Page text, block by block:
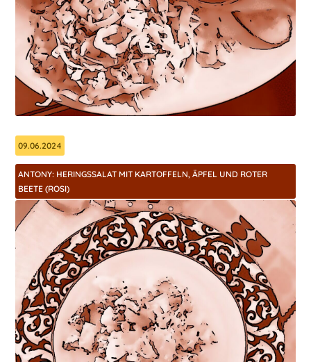
09.06.2024
ANTONY: HERINGSSALAT MIT KARTOFFELN, ÄPFEL UND ROTER
BEETE (ROSI)